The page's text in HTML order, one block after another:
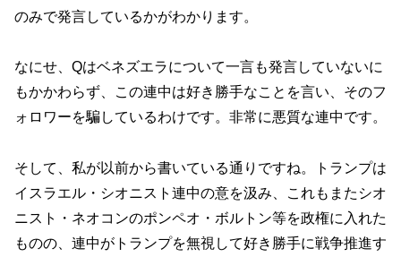
のみで発言しているかがわかります。
なにせ、Qはベネズエラについて一言も発言していないに
もかかわらず、この連中は好き勝手なことを言い、そのフ
ォロワーを騙しているわけです。非常に悪質な連中です。
そして、私が以前から書いている通りですね。トランプは
イスラエル・シオニスト連中の意を汲み、これもまたシオ
ニスト・ネオコンのポンペオ・ボルトン等を政権に入れた
ものの、連中がトランプを無視して好き勝手に戦争推進す